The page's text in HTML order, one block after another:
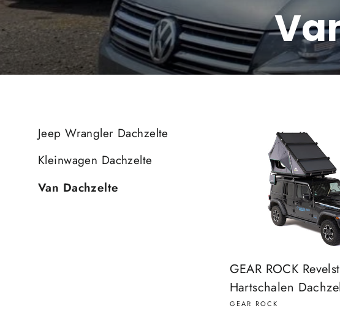
Jeep Wrangler Dachzelte
Kleinwagen Dachzelte
Van Dachzelte
GEAR ROCK
Hartschalen
GEAR ROCK